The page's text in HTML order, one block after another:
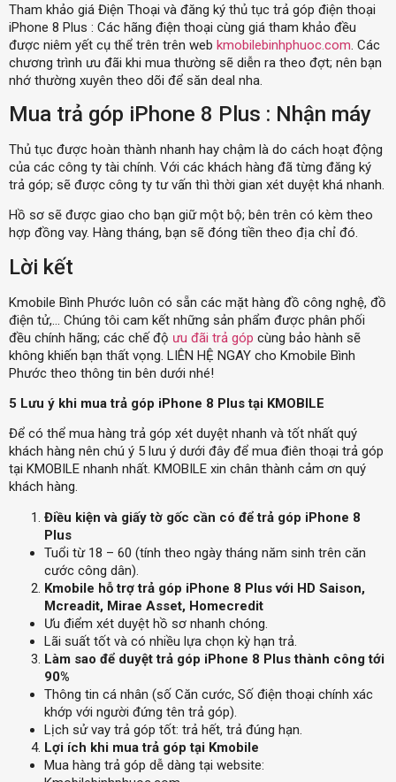
Tham khảo giá Điện Thoại và đăng ký thủ tục trả góp điện thoại
iPhone 8 Plus : Các hãng điện thoại cùng giá tham khảo đều
được niêm yết cụ thể trên trên web kmobilebinhphuoc.com . Các
chương trình ưu đãi khi mua thường sẽ diễn ra theo đợt; nên bạn
nhớ thường xuyên theo dõi để săn deal nha.
Mua trả góp iPhone 8 Plus : Nhận máy
Thủ tục được hoàn thành nhanh hay chậm là do cách hoạt động
của các công ty tài chính. Với các khách hàng đã từng đăng ký
trả góp; sẽ được công ty tư vấn thì thời gian xét duyệt khá nhanh.
Hồ sơ sẽ được giao cho bạn giữ một bộ; bên trên có kèm theo
hợp đồng vay. Hàng tháng, bạn sẽ đóng tiền theo địa chỉ đó.
Lời kết
Kmobile Bình Phước luôn có sẵn các mặt hàng đồ công nghệ, đồ
điện tử,… Chúng tôi cam kết những sản phẩm được phân phối
đều chính hãng; các chế độ ưu đãi trả góp cùng bảo hành sẽ
không khiến bạn thất vọng. LIÊN HỆ NGAY cho Kmobile Bình
Phước theo thông tin bên dưới nhé!
5 Lưu ý khi mua trả góp iPhone 8 Plus tại KMOBILE
Để có thể mua hàng trả góp xét duyệt nhanh và tốt nhất quý
khách hàng nên chú ý 5 lưu ý dưới đây để mua điên thoại trả góp
tại KMOBILE nhanh nhất. KMOBILE xin chân thành cảm ơn quý
khách hàng.
Điều kiện và giấy tờ gốc cần có để trả góp iPhone 8
Plus
Tuổi từ 18 – 60 (tính theo ngày tháng năm sinh trên căn
cước công dân).
Kmobile hỗ trợ trả góp iPhone 8 Plus với HD Saison,
Mcreadit, Mirae Asset, Homecredit
Ưu điểm xét duyệt hồ sơ nhanh chóng.
Lãi suất tốt và có nhiều lựa chọn kỳ hạn trả.
Làm sao để duyệt trả góp iPhone 8 Plus thành công tới
90%
Thông tin cá nhân (số Căn cước, Số điện thoại chính xác
khớp với người đứng tên trả góp).
Lịch sử vay trả góp tốt: trả hết, trả đúng hạn.
Lợi ích khi mua trả góp tại Kmobile
Mua hàng trả góp dễ dàng tại website: